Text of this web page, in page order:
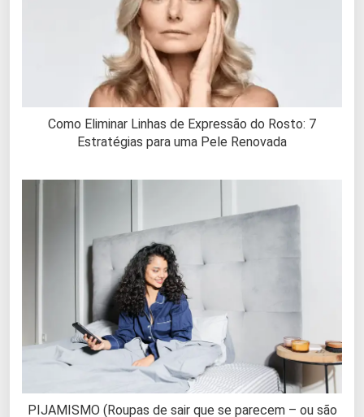
Como Eliminar Linhas de Expressão do Rosto: 7
Estratégias para uma Pele Renovada
PIJAMISMO (Roupas de sair que se parecem – ou são